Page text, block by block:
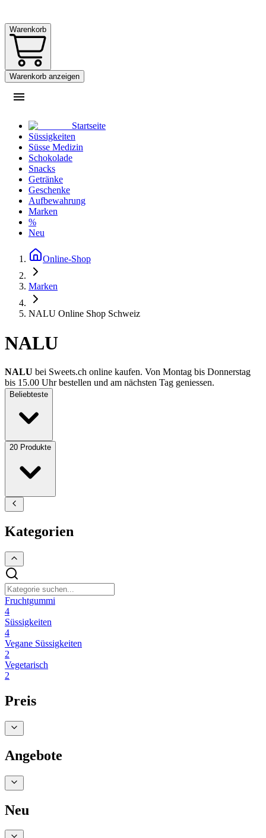
Warenkorb
Warenkorb anzeigen
Startseite
Süssigkeiten
Süsse Medizin
Schokolade
Snacks
Getränke
Geschenke
Aufbewahrung
Marken
%
Neu
Online-Shop
Marken
NALU Online Shop Schweiz
NALU
NALU bei Sweets.ch online kaufen. Von Montag bis Donnerstag
bis 15.00 Uhr bestellen und am nächsten Tag geniessen.
Beliebteste
20 Produkte
Kategorien
Fruchtgummi
4
Süssigkeiten
4
Vegane Süssigkeiten
2
Vegetarisch
2
Preis
Angebote
Neu